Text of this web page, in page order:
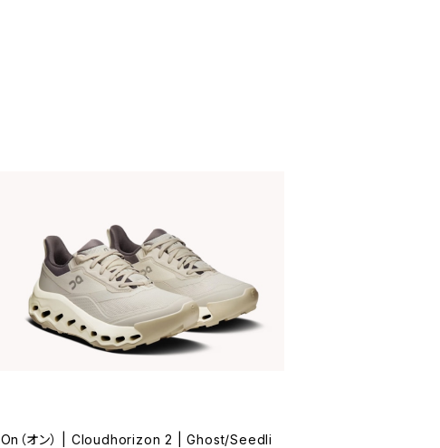
On（オン） | Cloudhorizon 2 | Ghost/Seedli